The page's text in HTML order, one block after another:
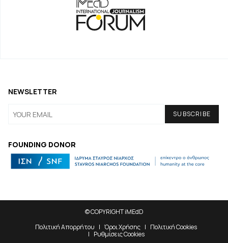
FOUNDING DONOR
NEWSLETTER
© COPYRIGHT iMEdD
Πολιτική Απορρήτου
Όροι Χρήσης
Πολιτική Cookies
Ρυθμίσεις Cookies